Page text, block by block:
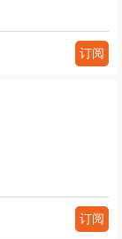
订阅
订阅